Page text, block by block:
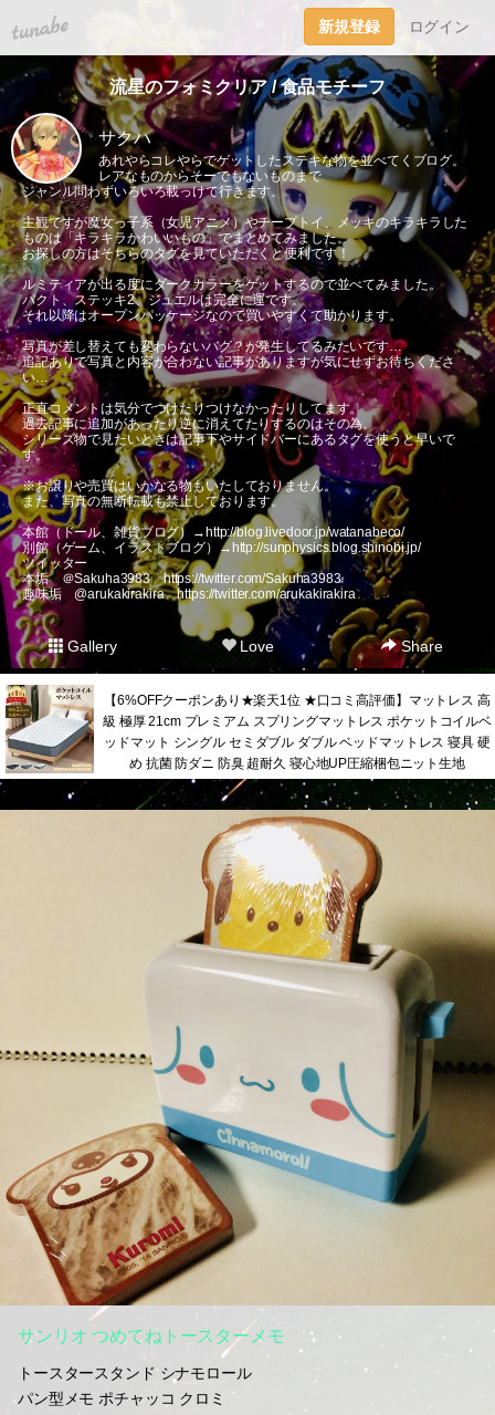
tuna.be 新規登録 ログイン
流星のフォミクリア / 食品モチーフ
サクハ
あれやらコレやらでゲットしたステキな物を並べてくブログ。
レアなものからそーでもないものまで
ジャンル問わずいろいろ載っけて行きます。
主観ですが魔女っ子系（女児アニメ）やチープトイ、メッキのキラキラした
ものは「キラキラかわいいもの」でまとめてみました。
お探しの方はそちらのタグを見ていただくと便利です！
ルミティアが出る度にダークカラーをゲットするので並べてみました。
パクト、ステッキ2、ジュエルは完全に運です。
それ以降はオープンパッケージなので買いやすくて助かります。
写真が差し替えても変わらないバグ？が発生してるみたいです…
追記ありで写真と内容が合わない記事がありますが気にせずお待ちくださ
い…
正直コメントは気分でつけたりつけなかったりしてます。
過去記事に追加があったり逆に消えてたりするのはその為。
シリーズ物で見たいときは記事下やサイドバーにあるタグを使うと早いで
す。
※お譲りや売買はいかなる物もいたしておりません。
また、写真の無断転載も禁止しております。
本館（ドール、雑貨ブログ）→ http://blog.livedoor.jp/watanabeco/
別館（ゲーム、イラストブログ）→ http://sunphysics.blog.shinobi.jp/
ツイッター
本垢 ＠Sakuha3983https://twitter.com/Sakuha3983
趣味垢 @arukakirakirahttps://twitter.com/arukakirakira
Gallery Love Share
【6%OFFクーポンあり★楽天1位 ★口コミ高評価】マットレス 高
級 極厚 21cm プレミアム スプリングマットレス ポケットコイルベ
ッドマット シングル セミダブル ダブル ベッドマットレス 寝具 硬
め 抗菌 防ダニ 防臭 超耐久 寝心地UP圧縮梱包ニット生地
サンリオ つめてねトースターメモ
トースタースタンド シナモロール
パン型メモ ポチャッコ クロミ